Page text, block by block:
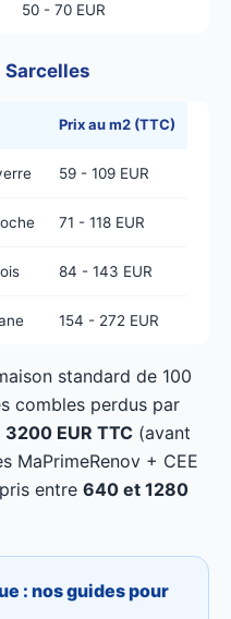
50 - 70 EUR
Sarcelles
Prix au m2 (TTC)
59 - 109 EUR
71 - 118 EUR
84 - 143 EUR
154 - 272 EUR
standard de 100
combles perdus par
3200 EUR TTC (avant
MaPrimeRenov + CEE
entre 640 et 1280
: nos guides pour